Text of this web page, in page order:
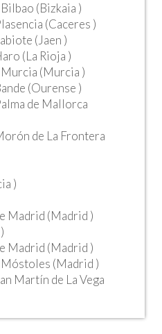
(Bizkaia )
(Caceres )
(Jaen )
(La Rioja )
(Murcia )
(Ourense )
de Mallorca
de La Frontera
)
Madrid (Madrid )
Madrid (Madrid )
(Madrid )
Martín de La Vega